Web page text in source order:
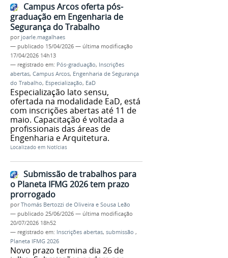
Campus Arcos oferta pós-
graduação em Engenharia de
Segurança do Trabalho
por joarle.magalhaes
— publicado 15/04/2026 — última modificação
17/04/2026 14h13
— registrado em: Pós-graduação, Inscrições
abertas, Campus Arcos, Engenharia de Segurança
do Trabalho, Especialização, EaD
Especialização lato sensu,
ofertada na modalidade EaD, está
com inscrições abertas até 11 de
maio. Capacitação é voltada a
profissionais das áreas de
Engenharia e Arquitetura.
Localizado em Notícias
Submissão de trabalhos para
o Planeta IFMG 2026 tem prazo
prorrogado
porThomás Bertozzi de Oliveira e Sousa Leão
— publicado 25/06/2026 — última modificação
20/07/2026 18h52
— registrado em: Inscrições abertas, submissão ,
Planeta IFMG 2026
Novo prazo termina dia 26 de